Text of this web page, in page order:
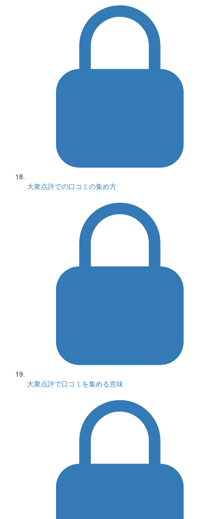
大衆点評での口コミの集め方
大衆点評で口コミを集める意味